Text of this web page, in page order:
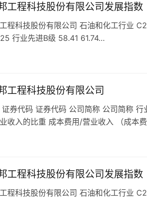
工程科技股份有限公司发展指数
程科技股份有限公司 石油和化工行业
行业先进B级 58.41 61.74…
工程科技股份有限公司
券代码 证券代码 公司简称 公司简称
收入的比重 成本费用/营业收入 （成本
工程科技股份有限公司发展指数
程科技股份有限公司 石油和化工行业